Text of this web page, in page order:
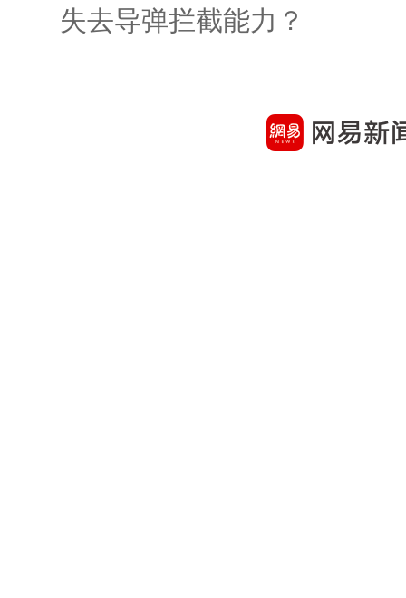
失去导弹拦截能力？